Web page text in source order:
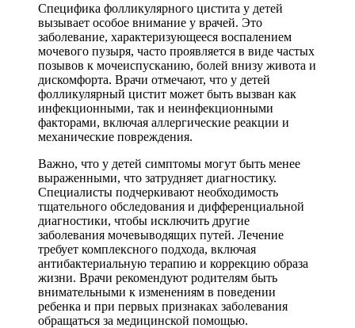
Специфика фолликулярного цистита у детей
вызывает особое внимание у врачей. Это
заболевание, характеризующееся воспалением
мочевого пузыря, часто проявляется в виде частых
позывов к мочеиспусканию, болей внизу живота и
дискомфорта. Врачи отмечают, что у детей
фолликулярный цистит может быть вызван как
инфекционными, так и неинфекционными
факторами, включая аллергические реакции и
механические повреждения.
Важно, что у детей симптомы могут быть менее
выраженными, что затрудняет диагностику.
Специалисты подчеркивают необходимость
тщательного обследования и дифференциальной
диагностики, чтобы исключить другие
заболевания мочевыводящих путей. Лечение
требует комплексного подхода, включая
антибактериальную терапию и коррекцию образа
жизни. Врачи рекомендуют родителям быть
внимательными к изменениям в поведении
ребенка и при первых признаках заболевания
обращаться за медицинской помощью.